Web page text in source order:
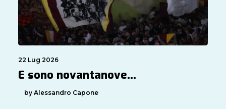
22 Lug 2026
E sono novantanove…
by Alessandro Capone